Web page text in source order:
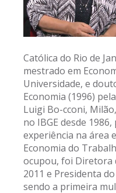
Católica do Rio de
mestrado em
Universidade, e
Economia (1996)
Luigi Bo-cconi,
no IBGE desde
experiência na área
Economia do
ocupou, foi Diretora
2011 e Presidenta
sendo a primeira